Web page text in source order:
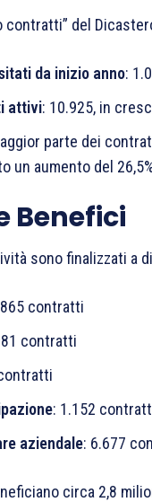
contratti” del
da inizio anno:
attivi: 10.925, in
parte dei
un aumento del
Benefici
sono finalizzati a
contratti
contratti
: 1.152
aziendale: 6.677
circa 2,8